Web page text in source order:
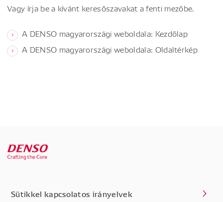
Vagy írja be a kívánt keresőszavakat a fenti mezőbe.
A DENSO magyarországi weboldala: Kezdőlap
A DENSO magyarországi weboldala: Oldaltérkép
Sütikkel kapcsolatos irányelvek